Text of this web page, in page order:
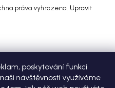
poskytování funkcí
návštěvnosti využíváme
práva vyhrazena. Upravit